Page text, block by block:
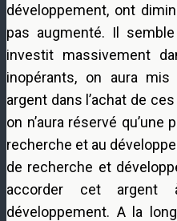
développement, ont
pas augmenté. Il
investit massivement
inopérants, on aura
argent dans l’achat de
on n’aura réservé
recherche et au
de recherche et
accorder cet
développement. A la